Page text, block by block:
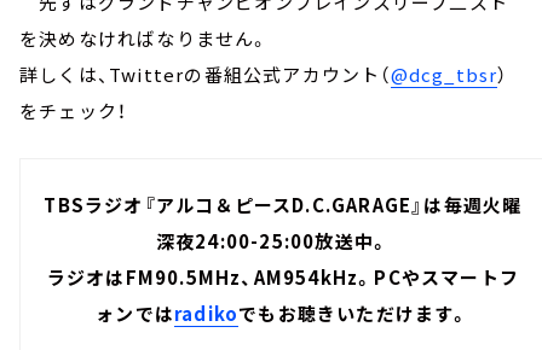
を決めなければなりません。
詳しくは、 Twitterの番組公式アカウント（@dcg_tbsr）
をチェック！
TBSラジオ『アルコ＆ピースD.C.GARAGE』は毎週火曜
深夜24:00-25:00放送中。
ラジオはFM90.5MHz、AM954kHz。PCやスマートフ
ォンではradikoでもお聴きいただけます。